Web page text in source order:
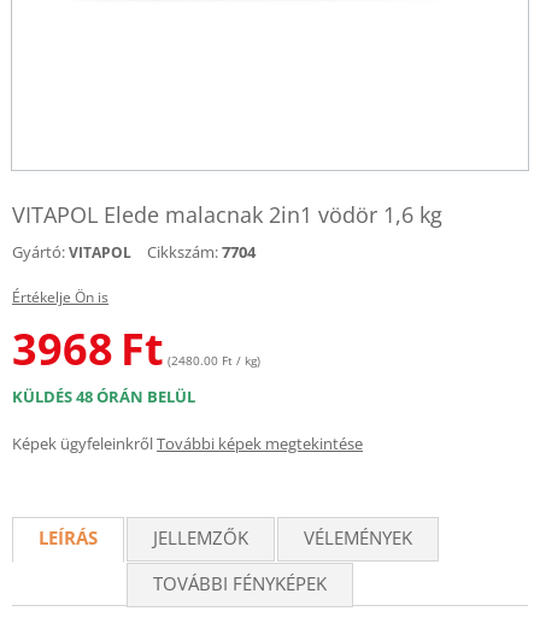
VITAPOL Elede malacnak 2in1 vödör 1,6 kg
Gyártó:VITAPOL Cikkszám:7704
Értékelje Ön is
3968 Ft (2480.00 Ft / kg)
KÜLDÉS 48 ÓRÁN BELÜL
Képek ügyfeleinkrőlTovábbi képek megtekintése
LEÍRÁS JELLEMZŐK
VÉLEMÉNYEK
TOVÁBBI FÉNYKÉPEK